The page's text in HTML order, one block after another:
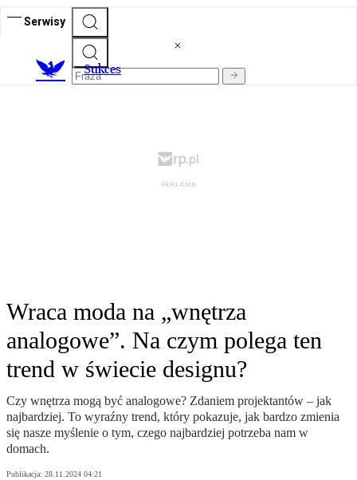
Serwisy
Sukces
Wraca moda na „wnętrza
analogowe”. Na czym polega ten
trend w świecie designu?
Czy wnętrza mogą być analogowe? Zdaniem projektantów – jak
najbardziej. To wyraźny trend, który pokazuje, jak bardzo zmienia
się nasze myślenie o tym, czego najbardziej potrzeba nam w
domach.
Publikacja: 28.11.2024 04:21